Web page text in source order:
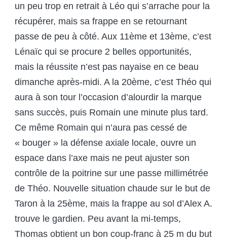
un peu trop en retrait à Léo qui s’arrache pour la
récupérer, mais sa frappe en se retournant
passe de peu à côté. Aux 11ème et 13ème, c’est
Lénaïc qui se procure 2 belles opportunités,
mais la réussite n’est pas nayaise en ce beau
dimanche après-midi. A la 20ème, c’est Théo qui
aura à son tour l’occasion d’alourdir la marque
sans succès, puis Romain une minute plus tard.
Ce même Romain qui n’aura pas cessé de
« bouger » la défense axiale locale, ouvre un
espace dans l’axe mais ne peut ajuster son
contrôle de la poitrine sur une passe millimétrée
de Théo. Nouvelle situation chaude sur le but de
Taron à la 25ème, mais la frappe au sol d’Alex A.
trouve le gardien. Peu avant la mi-temps,
Thomas obtient un bon coup-franc à 25 m du but